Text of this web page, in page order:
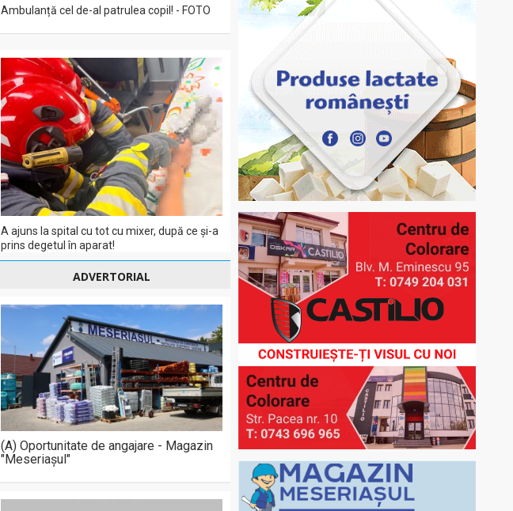
Ambulanță cel de-al patrulea copil! - FOTO
A ajuns la spital cu tot cu mixer, după ce și-a
prins degetul în aparat!
ADVERTORIAL
(A) Oportunitate de angajare - Magazin
"Meseriașul"